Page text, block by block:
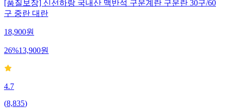
[품질보장] 신선하랑 국내산 맥반석 구운계란 구운란 30구/60
구 중란 대란
18,900원
26%13,900원
4.7
(8,835)